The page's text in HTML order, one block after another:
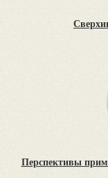
Перспективы